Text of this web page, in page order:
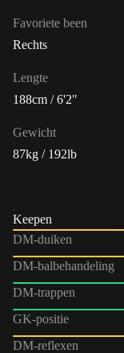
Favoriete been
Rechts
Lengte
188cm / 6'2"
Gewicht
87kg / 192lb
Keepen
DM-duiken
DM-balbehandeling
DM-trappen
GK-positie
DM-reflexen